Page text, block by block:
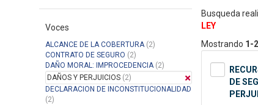
Voces
ALCANCE DE LA COBERTURA(2)
CONTRATO DE SEGURO (2)
DAÑO MORAL: IMPROCEDENCIA(2)
DAÑOS Y PERJUICIOS (2)
DECLARACION DE INCONSTITUCIONALIDAD
(2)
Busqueda
LEY
Mostrando 1-2
DE